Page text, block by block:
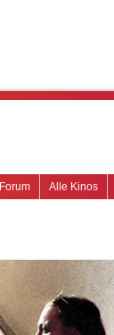
Alle Kinos
Forum